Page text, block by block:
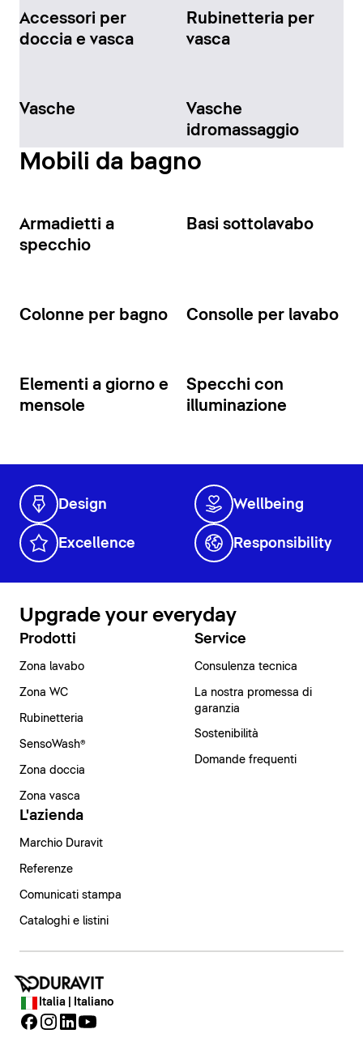
Accessori per
doccia e vasca
Rubinetteria per
vasca
Vasche
Vasche
idromassaggio
Mobili da bagno
Armadietti a
specchio
Basi sottolavabo
Colonne per bagno Consolle per lavabo
Elementi a giorno e
mensole
Specchi con
illuminazione
Design Wellbeing
Excellence Responsibility
Upgrade your everyday
Prodotti
Zona lavabo
Zona WC
Rubinetteria
SensoWash®
Zona doccia
Zona vasca
Service
Consulenza tecnica
La nostra promessa di
garanzia
Sostenibilità
Domande frequenti
L'azienda
Marchio Duravit
Referenze
Comunicati stampa
Cataloghi e listini
Italia | Italiano